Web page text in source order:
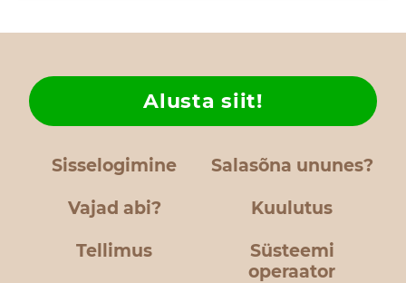
Sisselogimine Salasõna ununes?
Vajad abi?
Alusta siit!
Kuulutus
Tellimus
Süsteemi
operaator